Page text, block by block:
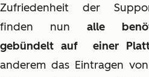
Zufriedenheit der
finden nun alle
gebündelt auf einer
anderem das Eintragen